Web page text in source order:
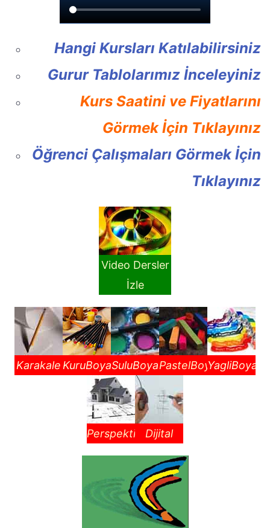
Hangi Kursları Katılabilirsiniz
Gurur Tablolarımız İnceleyiniz
Kurs Saatini ve Fiyatlarını
Görmek İçin Tıklayınız
Öğrenci Çalışmaları Görmek İçin
Tıklayınız
Video Dersler
İzle
Karakale KuruBoyaSuluBoyaPastelBoyYagliBoya
Perspektif Dijital